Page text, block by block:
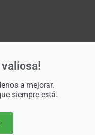
a mejorar.
siempre está.